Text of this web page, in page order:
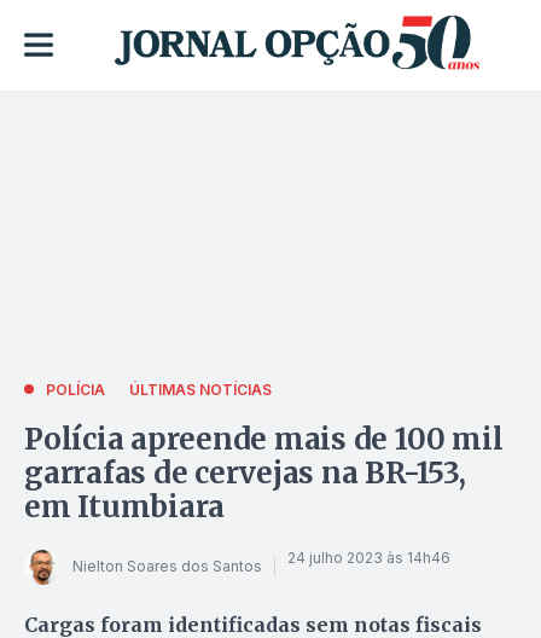
POLÍCIA ÚLTIMAS NOTÍCIAS
Polícia apreende mais de 100 mil
garrafas de cervejas na BR-153,
em Itumbiara
Nielton Soares dos Santos 24 julho 2023 às 14h46
Cargas foram identificadas sem notas fiscais